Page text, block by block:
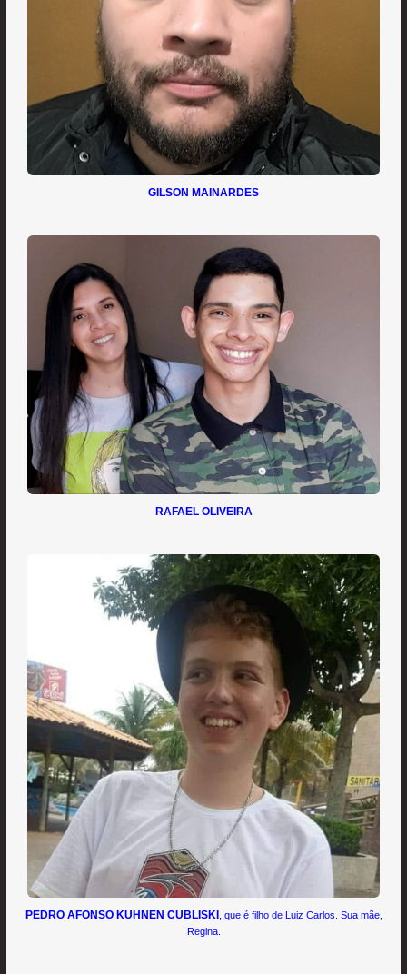
GILSON MAINARDES
RAFAEL OLIVEIRA
PEDRO AFONSO KUHNEN CUBLISKI
, que é filho de Luiz Carlos. Sua mãe,
Regina.